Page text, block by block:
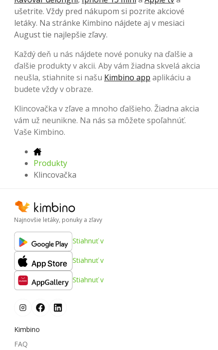
ušetrite. Vždy pred nákupom si pozrite akciové
letáky. Na stránke Kimbino nájdete aj v mesiaci
August tie najlepšie zľavy.
Každý deň u nás nájdete nové ponuky na ďalšie a
ďalšie produkty v akcii. Aby vám žiadna skvelá akcia
neušla, stiahnite si našu Kimbino app aplikáciu a
budete vždy v obraze.
Klincovačka v zľave a mnoho ďalšieho. Žiadna akcia
vám už neunikne. Na nás sa môžete spoľahnúť.
Vaše Kimbino.
Produkty
Klincovačka
Najnovšie letáky, ponuky a zľavy
Stiahnuť v
Stiahnuť v
Stiahnuť v
Kimbino
FAQ